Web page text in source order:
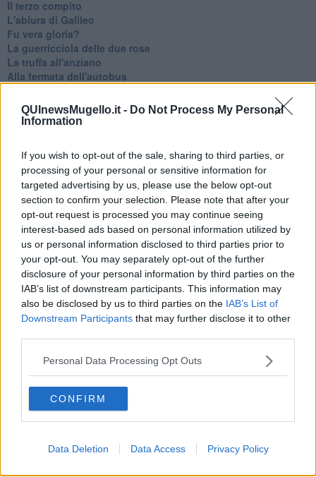
QUInewsMugello.it - Do Not Process My Personal
Information
If you wish to opt-out of the sale, sharing to third parties, or
processing of your personal or sensitive information for
targeted advertising by us, please use the below opt-out
section to confirm your selection. Please note that after your
opt-out request is processed you may continue seeing
interest-based ads based on personal information utilized by
us or personal information disclosed to third parties prior to
your opt-out. You may separately opt-out of the further
disclosure of your personal information by third parties on the
IAB’s list of downstream participants. This information may
also be disclosed by us to third parties on the IAB’s List of
Downstream Participants that may further disclose it to other
Personal Data Processing Opt Outs
CONFIRM
Data Deletion Data Access Privacy Policy
Il terzo compito
L'abiura di Galileo
Fu vera gloria?
La guerricciola delle due rose
La truffa all'anziano
Alla fermata dell'autobus
Diseducazione televisiva e inerzia della politica
Foto storica
Teste calde
Non avere e non essere
Armiamoci e... avviatevi
Da Capodanno a Carnevale
Schizzi di fango
Sor-riso amaro
Fine anno al ristorante
La festa di Capodanno
Natale 2024
Re e regnanti
A noi interessa il dito non la luna
Come rubare allo stato e vivere felici
Il compagno
​Io (allo specchio)
Tramonto
Passato, presente, futuro
La virtù del non fare
Il giorno dei saldi
Leggendo l'Eneide
​(In)sicurezza stradale